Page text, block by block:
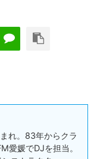
れ。83年からクラ
愛媛でDJを担当。